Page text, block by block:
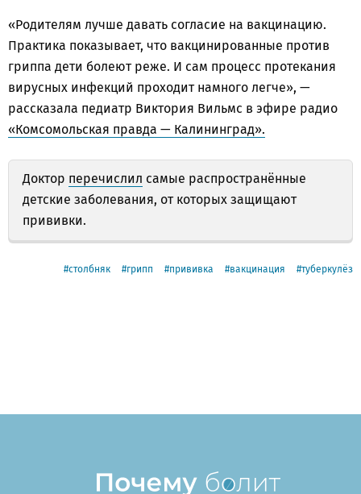
«Родителям лучше давать согласие на вакцинацию.
Практика показывает, что вакцинированные против
гриппа дети болеют реже. И сам процесс протекания
вирусных инфекций проходит намного легче», —
рассказала педиатр Виктория Вильмс в эфире радио
«Комсомольская правда — Калининград».
Доктор перечислил самые распространённые
детские заболевания, от которых защищают
прививки.
столбняк грипп прививка вакцинация туберкулёз